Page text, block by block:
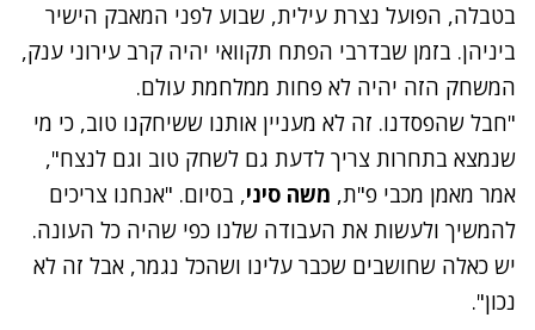
בטבלה, הפועל נצרת עילית, שבוע לפני המאבק הישיר
ביניהן. בזמן שבדרבי הפתח תקוואי יהיה קרב עירוני ענק,
המשחק הזה יהיה לא פחות ממלחמת עולם.
"חבל שהפסדנו. זה לא מעניין אותנו ששיחקנו טוב, כי מי
שנמצא בתחרות צריך לדעת גם לשחק טוב וגם לנצח",
אמר מאמן מכבי פ"ת, משה סיני, בסיום. "אנחנו צריכים
להמשיך ולעשות את העבודה שלנו כפי שהיה כל העונה.
יש כאלה שחושבים שכבר עלינו ושהכל נגמר, אבל זה לא
נכון".